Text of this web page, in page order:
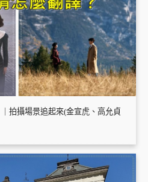
拍攝場景追起來(金宣虎、高允貞